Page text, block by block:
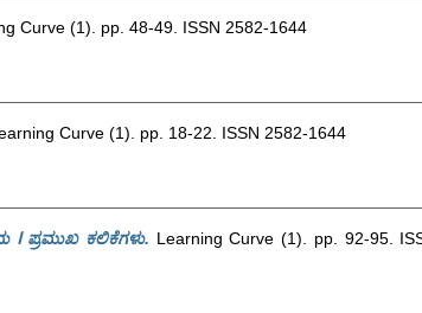
Curve (1). pp. 48-49. ISSN 2582-1644
Curve (1). pp. 18-22. ISSN 2582-1644
ⵏ ಪ್ರಮುಖ ಕಲಿಕೆಗಳು. Learning Curve (1). pp. 92-95.